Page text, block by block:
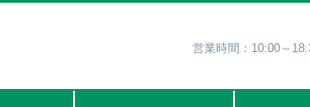
営業時間：10:00～